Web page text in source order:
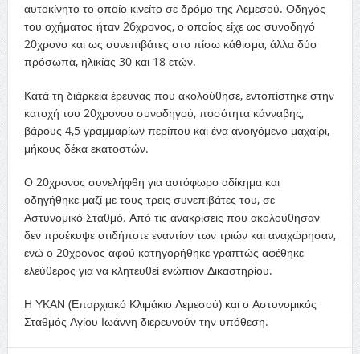
αυτοκίνητο το οποίο κινείτο σε δρόμο της Λεμεσού. Οδηγός
του οχήματος ήταν 26χρονος, ο οποίος είχε ως συνοδηγό
20χρονο και ως συνεπιβάτες στο πίσω κάθισμα, άλλα δύο
πρόσωπα, ηλικίας 30 και 18 ετών.
Κατά τη διάρκεια έρευνας που ακολούθησε, εντοπίστηκε στην
κατοχή του 20χρονου συνοδηγού, ποσότητα κάνναβης,
βάρους 4,5 γραμμαρίων περίπου και ένα ανοιγόμενο μαχαίρι,
μήκους δέκα εκατοστών.
Ο 20χρονος συνελήφθη για αυτόφωρο αδίκημα και
οδηγήθηκε μαζί με τους τρεις συνεπιβάτες του, σε
Αστυνομικό Σταθμό. Από τις ανακρίσεις που ακολούθησαν
δεν προέκυψε οτιδήποτε εναντίον των τριών και αναχώρησαν,
ενώ ο 20χρονος αφού κατηγορήθηκε γραπτώς αφέθηκε
ελεύθερος για να κλητευθεί ενώπιον Δικαστηρίου.
Η ΥΚΑΝ (Επαρχιακό Κλιμάκιο Λεμεσού) και ο Αστυνομικός
Σταθμός Αγίου Ιωάννη διερευνούν την υπόθεση.